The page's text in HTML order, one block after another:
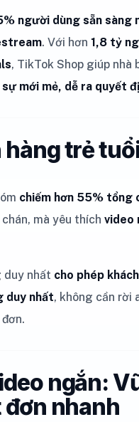
người dùng sẵn sàng
. Với hơn 1,8 tỷ
, TikTok Shop giúp nhà
mới mẻ, dễ ra quyết
trẻ
chiếm hơn 55% tổng
mà yêu thích video
duy nhất cho phép
duy nhất, không cần rời
ngắn:
đơn nhanh